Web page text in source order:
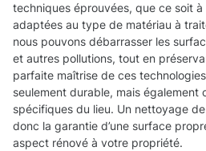
techniques éprouvées, que ce soit
adaptées au type de matériau à
nous pouvons débarrasser les
et autres pollutions, tout en
parfaite maîtrise de ces
seulement durable, mais également
spécifiques du lieu. Un nettoyage
donc la garantie d’une surface
aspect rénové à votre propriété.